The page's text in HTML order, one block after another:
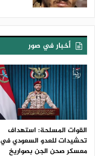
أخبار في صور
القوات المسلحة: استهداف
تحشيدات للعدو السعودي في
معسكر صحن الجن بصواريخ